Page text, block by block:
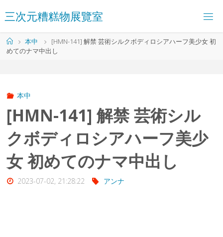
ン
テ
ン
三次元糟糕物展覽室
ホ
ー
本中
[HMN-141] 解禁 芸術シルクボディロシアハーフ美少女 初
めてのナマ中出し
本中
[HMN-141] 解禁 芸術シル
クボディロシアハーフ美少
女 初めてのナマ中出し
2023-07-02, 21:28:22 アンナ